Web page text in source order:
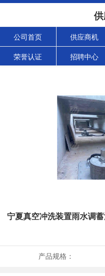
公司首页 供应商机
荣誉认证 招聘中心
宁夏真空冲洗装置雨水调
产品规格：